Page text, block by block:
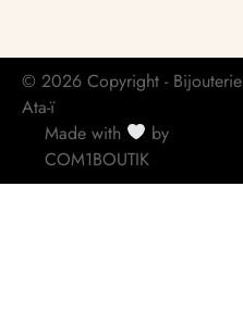
© 2026 Copyright - Bijouterie
Ata-ï
Made with
by
COM1BOUTIK